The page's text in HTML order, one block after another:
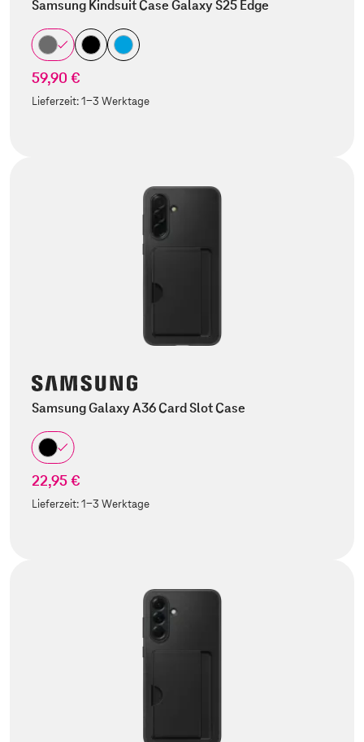
Samsung Kindsuit Case Galaxy S25 Edge
59,90 €
Lieferzeit:1-3 Werktage
Samsung Galaxy A36 Card Slot Case
22,95 €
Lieferzeit:1-3 Werktage